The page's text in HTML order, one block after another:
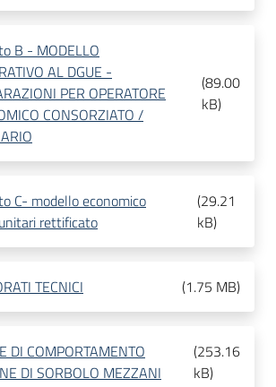
B - MODELLO
AL DGUE -
PER OPERATORE
CONSORZIATO /
(89.00
kB)
C- modello economico
rettificato
(29.21
kB)
TECNICI (1.75 MB)
DI COMPORTAMENTO
DI SORBOLO MEZZANI
(253.16
kB)